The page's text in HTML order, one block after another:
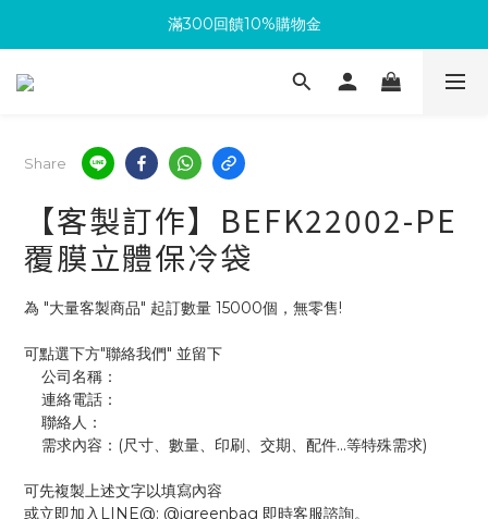
滿300回饋10%購物金
滿300回饋10%購物金
生日再送你100元購物金
滿300回饋10%購物金
Share
【客製訂作】BEFK22002-PE
覆膜立體保冷袋
為 "大量客製商品" 起訂數量 15000個，無零售!
可點選下方"聯絡我們" 並留下
    公司名稱：
    連絡電話：
    聯絡人：
    需求內容：(尺寸、數量、印刷、交期、配件...等特殊需求)
可先複製上述文字以填寫內容
或立即加入LINE@: @igreenbag 即時客服諮詢。